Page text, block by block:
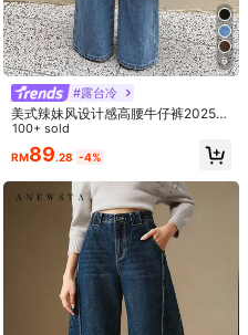
颜色: 白色 / 尺寸: W32 L32
有帮助
颜色: 白色 / 尺寸: W26 L32
有帮助(0)
颜色: 白色 / 尺寸: W32 L32
sizeit was very big
yeah am satisfied
6
#露台冷
美式辣妹风设计感高腰牛仔裤2025秋
季新款复古直筒裤阔腿长裤女
100+ sold
RM89.28 -4%